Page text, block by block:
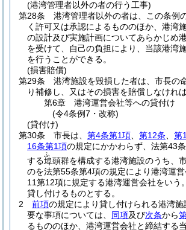
(港湾管理者以外の者の行う工事)
第28条
港湾管理者以外の者は、この条例
く許可又は承認によるもののほか、港湾
の設計及び実施計画についてあらかじめ
を受けて、自己の負担により、当該港湾
を行うことができる。
(損害賠償)
第29条
港湾施設を毀損した者は、市長の
り補修し、又はその損害を賠償しなけれ
第6章
港湾運営会社等への貸付け
(令4条例7・改称)
(貸付け)
第30条
市長は、 第4条第1項 第12条 第
16条第1項の規定にかかわらず、法第43
する埠
ふ
頭群を構成する港湾施設のうち、
のを法第55条第4項の規定により港湾運営
11第12項に規定する港湾運営会社をいう
貸し付けるものとする。
2
前項の規定により貸し付けられる港湾
要な事項については、 同項及び次条から
るもののほか、港湾運営会社と締結する